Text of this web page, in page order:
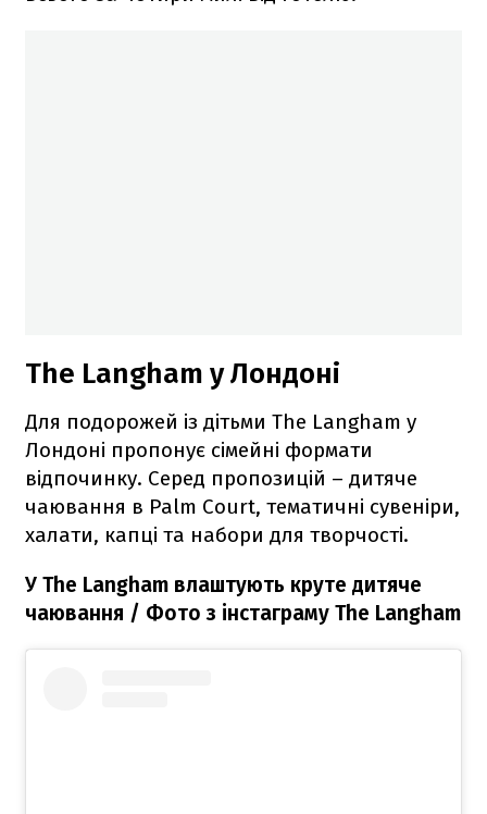
The Langham у Лондоні
Для подорожей із дітьми The Langham у
Лондоні пропонує сімейні формати
відпочинку. Серед пропозицій – дитяче
чаювання в Palm Court, тематичні сувеніри,
халати, капці та набори для творчості.
У The Langham влаштують круте дитяче
чаювання / Фото з інстаграму The Langham